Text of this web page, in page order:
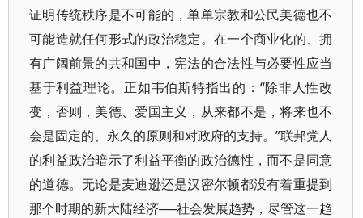
证明传统秩序是不可能的，单单宗教和公民美德也不
可能造就任何形式的政治稳定。在一个商业化的、拥
有广阔前景的共和国中，宪法的合法性与必要性应当
基于利益理论。正如韦伯斯特指出的：“除非人性改
变，否则，美德、爱国主义，从来都不是，将来也不
会是固定的、永久的原则和对政府的支持。”联邦党人
的利益政治暗示了利益平衡的政治德性，而不是同意
的道德。无论是麦迪逊还是汉密尔顿都没有着重提到
那个时期的新大陆经济──社会发展趋势，尽管这一趋